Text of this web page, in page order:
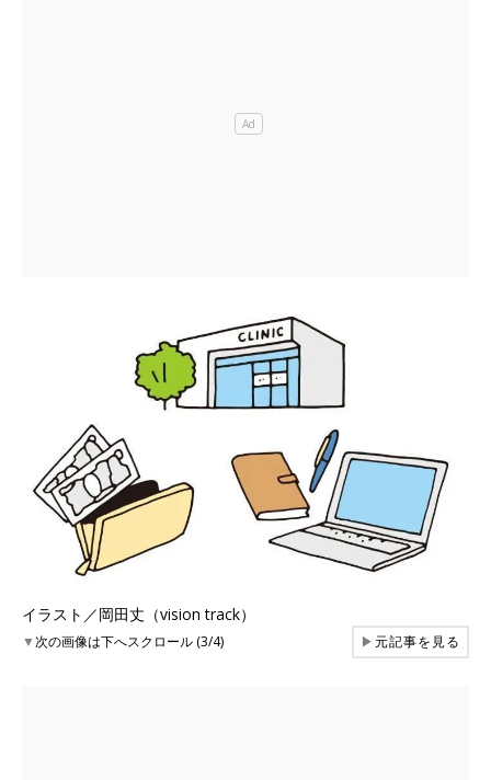
イラスト／岡田丈（vision track）
▼次の画像は下へスクロール (3/4) ▶元記事を見る